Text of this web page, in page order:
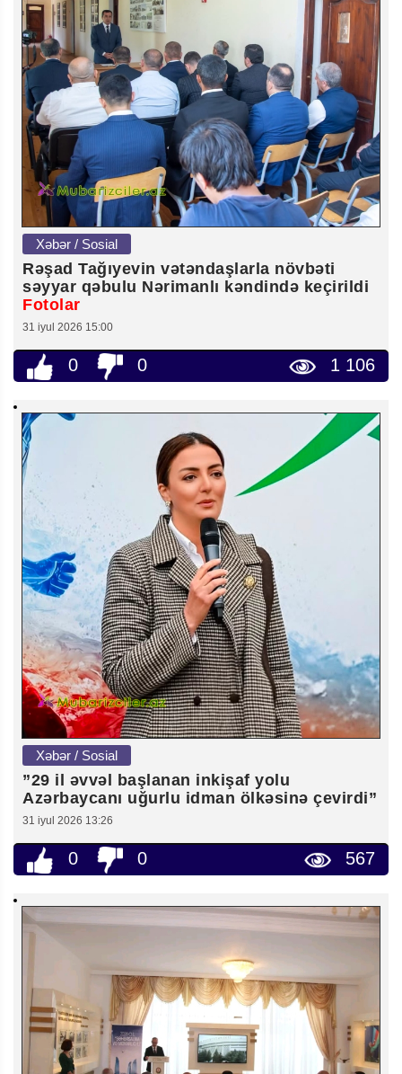
Xəbər / Sosial
Rəşad Tağıyevin vətəndaşlarla növbəti
səyyar qəbulu Nərimanlı kəndində keçirildi
Fotolar
31 iyul 2026 15:00
0 0 1 106
Xəbər / Sosial
”29 il əvvəl başlanan inkişaf yolu
Azərbaycanı uğurlu idman ölkəsinə çevirdi”
31 iyul 2026 13:26
0 0 567